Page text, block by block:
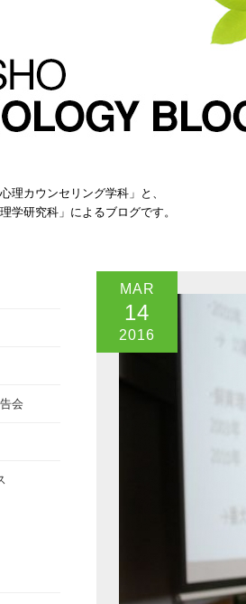
理カウンセリング学科」と、
学研究科」によるブログです。
会
MAR
14
2016